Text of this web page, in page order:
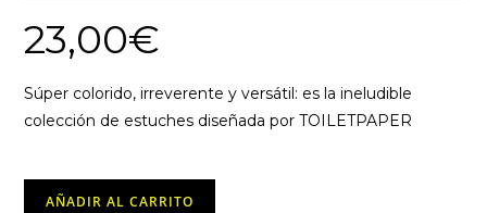
23,00€
Súper colorido, irreverente y versátil: es la ineludible
colección de estuches diseñada por TOILETPAPER
Monedero
AÑADIR AL CARRITO